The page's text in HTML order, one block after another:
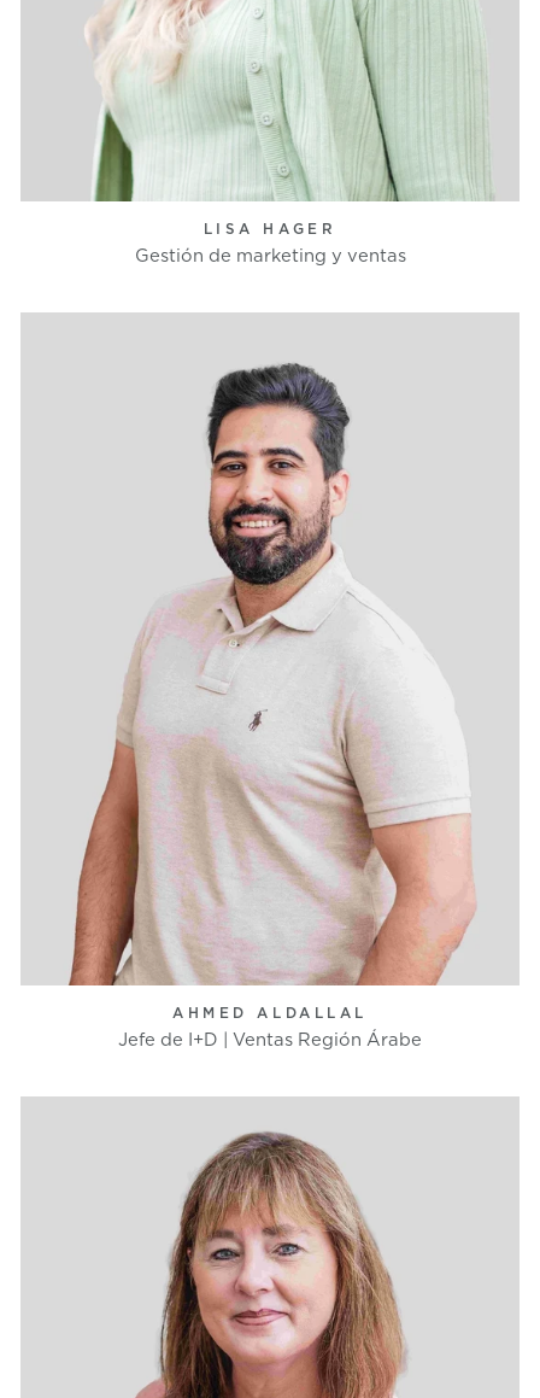
LISA HAGER
Gestión de marketing y ventas
AHMED ALDALLAL
Jefe de I+D | Ventas Región Árabe